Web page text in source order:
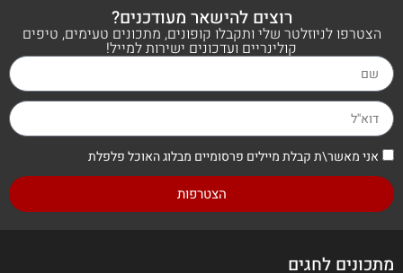
חצי שעה בינוני
מאפה פולנטה ופטריות
למתכון המלא